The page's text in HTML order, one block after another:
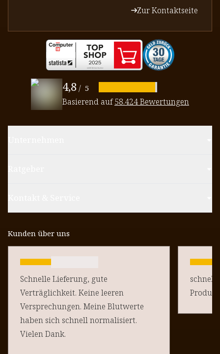
Zur Kontaktseite
4,8/ 5
Basierend auf58.424 Bewertungen
Kunden über uns
Schnelle Lieferung, gute
Verträglichkeit. Keine leeren
Versprechungen. Meine Blutwerte
haben sich schnell normalisiert.
Vielen Dank.